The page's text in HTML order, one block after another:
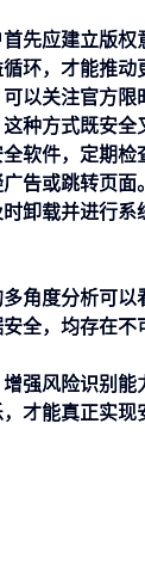
先应建立版
环，才能推动
以关注官方
种方式既安全
软件，定期
告或跳转页面。
卸载并进行
角度分析可
全，均存在
强风险识别
才能真正实现